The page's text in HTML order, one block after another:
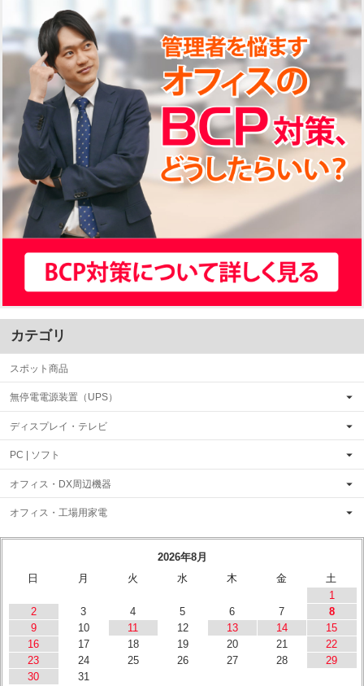
カテゴリ
スポット商品
無停電電源装置（UPS）
ディスプレイ・テレビ
PC | ソフト
オフィス・DX周辺機器
オフィス・工場用家電
2026年8月
日
月 火 水 木 金
土
1
2
3 4 5 6 7
8
9
10 11 12 13 14
15
16
17 18 19 20 21
22
23
24 25 26 27 28
29
30
31